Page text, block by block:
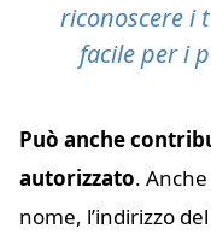
riconoscere i
facile per i
Può anche
autorizzato.
nome, l’indirizzo